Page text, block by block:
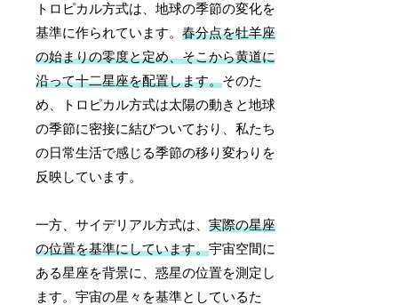
トロピカル方式は、地球の季節の変化を
基準に作られています。春分点を牡羊座
の始まりの零度と定め、そこから黄道に
沿って十二星座を配置します。そのた
め、トロピカル方式は太陽の動きと地球
の季節に密接に結びついており、私たち
の日常生活で感じる季節の移り変わりを
反映しています。
一方、サイデリアル方式は、実際の星座
の位置を基準にしています。宇宙空間に
ある星座を背景に、惑星の位置を測定し
ます。宇宙の星々を基準としているた